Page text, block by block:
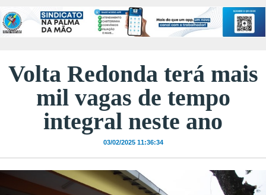
Volta Redonda terá mais
mil vagas de tempo
integral neste ano
03/02/2025 11:36:34